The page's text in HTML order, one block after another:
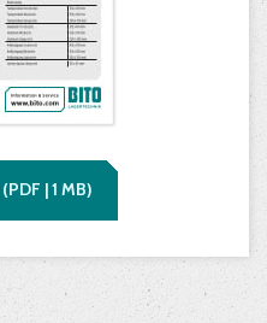
(PDF |1 MB)